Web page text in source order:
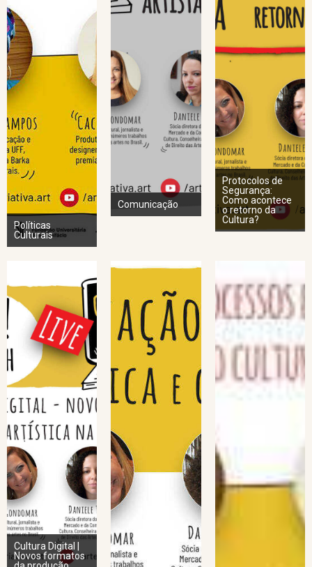
Políticas
Culturais
Comunicação
Protocolos de
Segurança:
Como acontece
o retorno da
Cultura?
Cultura Digital |
Novos formatos